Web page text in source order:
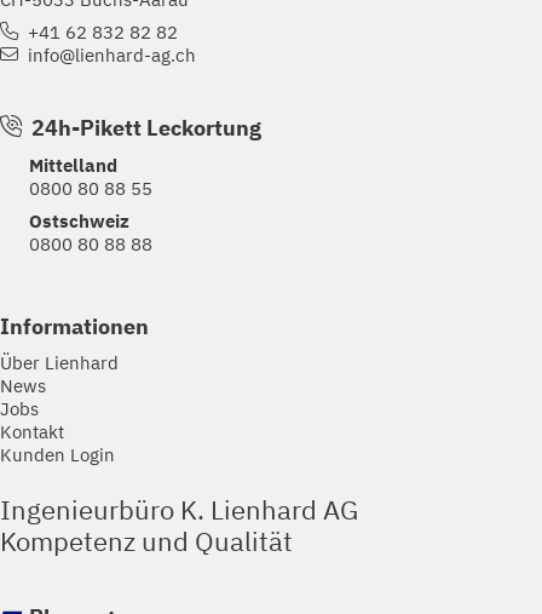
+41 62 832 82 82
info@lienhard-ag.ch
24h-Pikett Leckortung
Mittelland
0800 80 88 55
Ostschweiz
0800 80 88 88
Informationen
Über Lienhard
News
Jobs
Kontakt
Kunden Login
Ingenieurbüro K. Lienhard AG
Kompetenz und Qualität